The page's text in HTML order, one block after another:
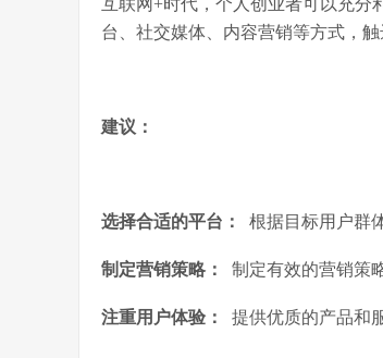
互联网+时代，个人创业者可以充分
台、社交媒体、内容营销等方式，
建议：
选择合适的平台： 根据目标用户群
制定营销策略： 制定有效的营销策
注重用户体验： 提供优质的产品和